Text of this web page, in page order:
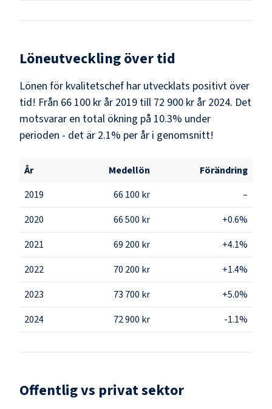
Löneutveckling över tid
Lönen för kvalitetschef har utvecklats positivt över
tid! Från 66 100 kr år 2019 till 72 900 kr år 2024. Det
motsvarar en total ökning på 10.3% under
perioden - det är 2.1% per år i genomsnitt!
År Medellön
Förändring
2019
66 100 kr
–
2020
66 500 kr
+0.6%
2021
69 200 kr
+4.1%
2022
70 200 kr
+1.4%
2023
73 700 kr
+5.0%
2024
72 900 kr -1.1%
Offentlig vs privat sektor